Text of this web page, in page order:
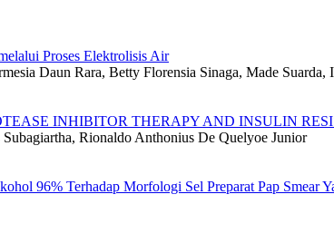
Proses Elektrolisis Air
Daun Rara, Betty Florensia Sinaga, Made
INHIBITOR THERAPY AND INSULIN
Rionaldo Anthonius De Quelyoe Junior
96% Terhadap Morfologi Sel Preparat Pap Smear